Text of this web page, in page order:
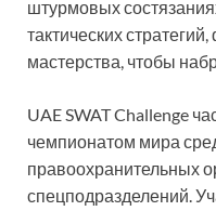
штурмовых
тактических
мастерства, чтобы
UAE SWAT Challenge
чемпионатом мира
правоохранительных
спецподразделений.